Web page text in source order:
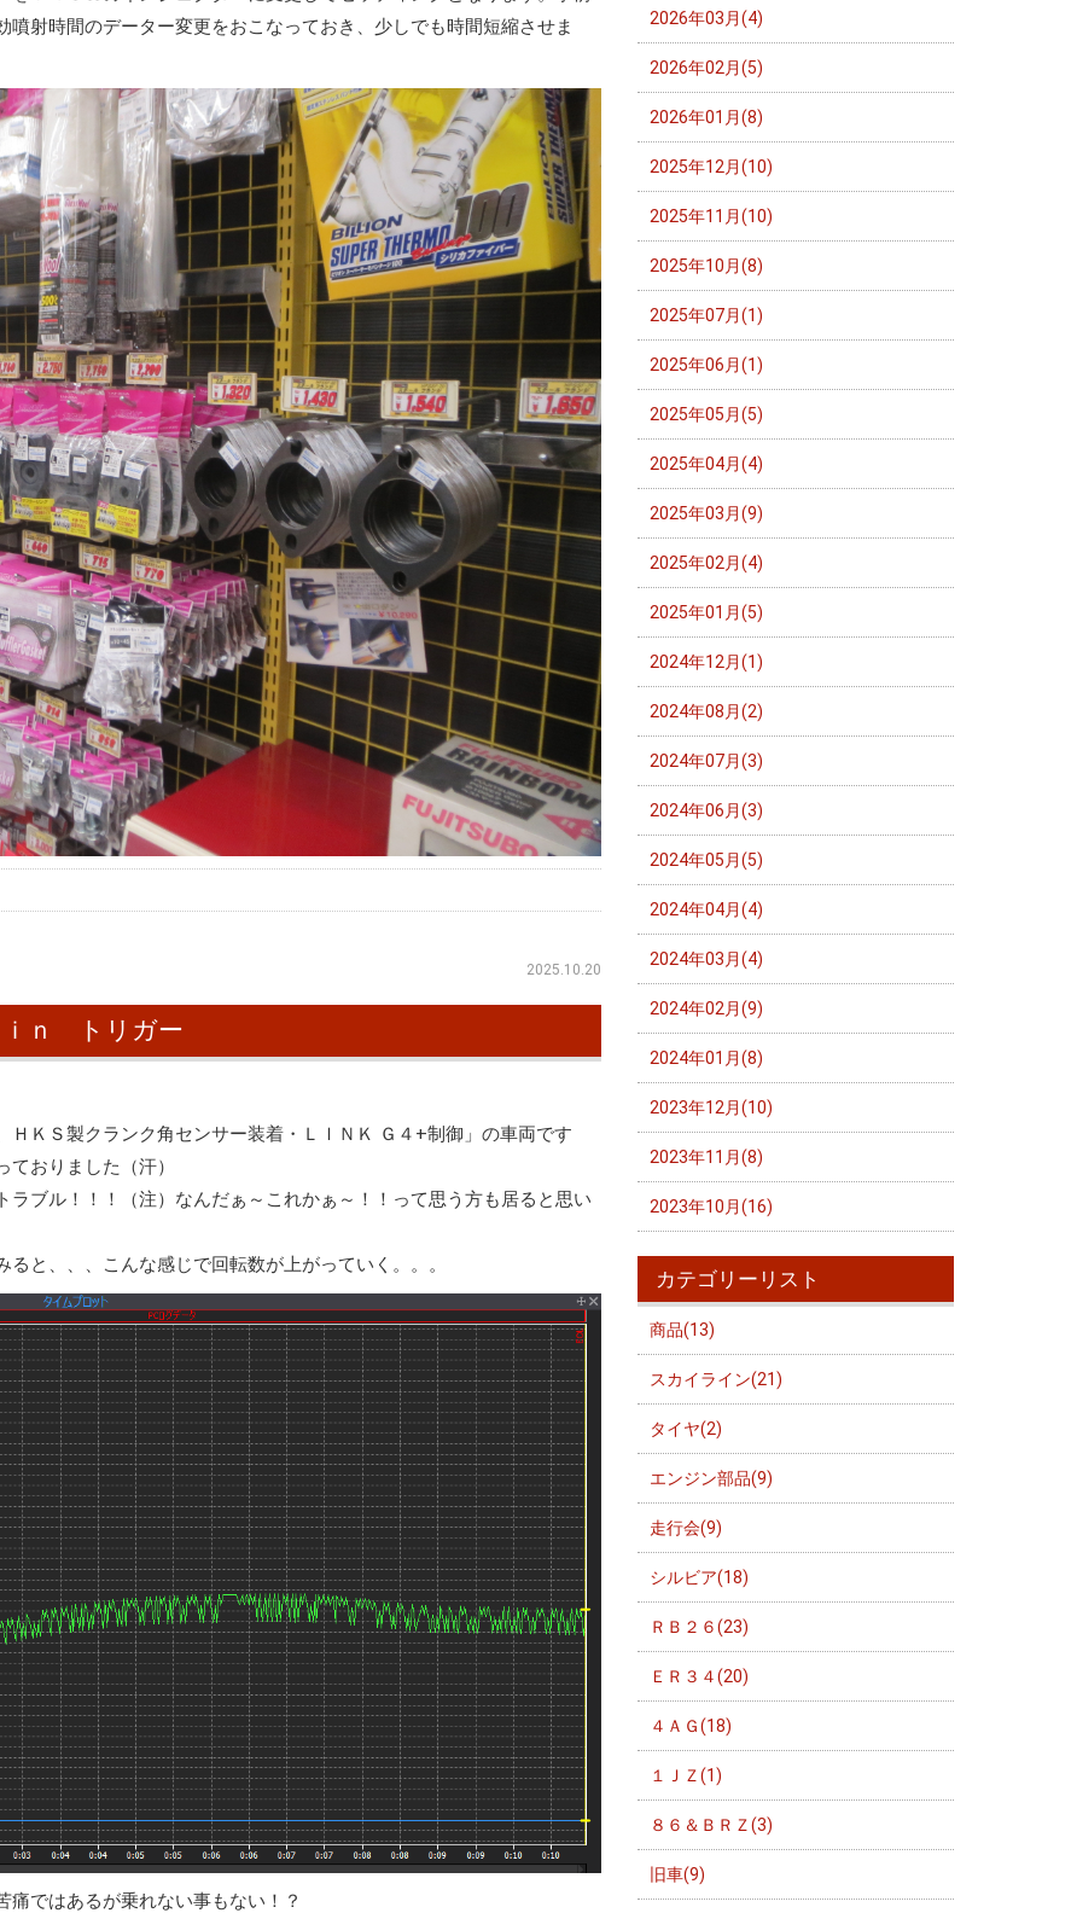
射時間のデーター変更をおこなっておき、少しでも時間短縮させま
2025.10.20
ｉｎ トリガー
ＫＳ製クランク角センサー装着・ＬＩＮＫ Ｇ４+制御」の車両です
おりました（汗）
ブル！！！（注）なんだぁ～これかぁ～！！って思う方も居ると思い
と、、、こんな感じで回転数が上がっていく。。。
ではあるが乗れない事もない！？
2026年03月(4)
2026年02月(5)
2026年01月(8)
2025年12月(10)
2025年11月(10)
2025年10月(8)
2025年07月(1)
2025年06月(1)
2025年05月(5)
2025年04月(4)
2025年03月(9)
2025年02月(4)
2025年01月(5)
2024年12月(1)
2024年08月(2)
2024年07月(3)
2024年06月(3)
2024年05月(5)
2024年04月(4)
2024年03月(4)
2024年02月(9)
2024年01月(8)
2023年12月(10)
2023年11月(8)
2023年10月(16)
カテゴリーリスト
商品(13)
スカイライン(21)
タイヤ(2)
エンジン部品(9)
走行会(9)
シルビア(18)
ＲＢ２６(23)
ＥＲ３４(20)
４ＡＧ(18)
１ＪＺ(1)
８６＆ＢＲＺ(3)
旧車(9)